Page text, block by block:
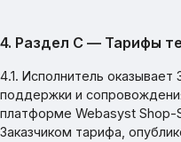
4. Раздел C — Тарифы
4.1. Исполнитель оказывает
поддержки и
платформе Webasyst Shop-
Заказчиком тарифа,